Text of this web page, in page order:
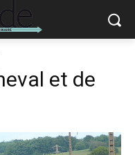
et de